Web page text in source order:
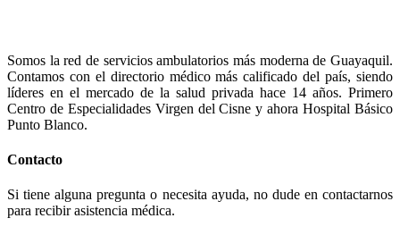
Somos la red de servicios ambulatorios más moderna de Guayaquil.
Contamos con el directorio médico más calificado del país, siendo
líderes en el mercado de la salud privada hace 14 años. Primero
Centro de Especialidades Virgen del Cisne y ahora Hospital Básico
Punto Blanco.
Contacto
Si tiene alguna pregunta o necesita ayuda, no dude en contactarnos
para recibir asistencia médica.